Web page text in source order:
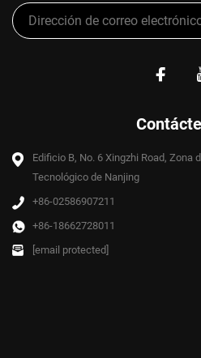
Edificio B, No. 6 Xingzhi Road, Zona
Tecnológico de Nanjing
+86-02586907211
+86-18662728011
[email protected]